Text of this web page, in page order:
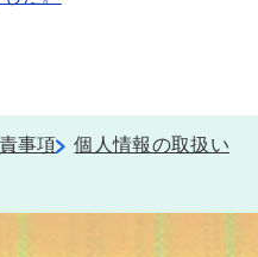
事項
個人情報の取扱い